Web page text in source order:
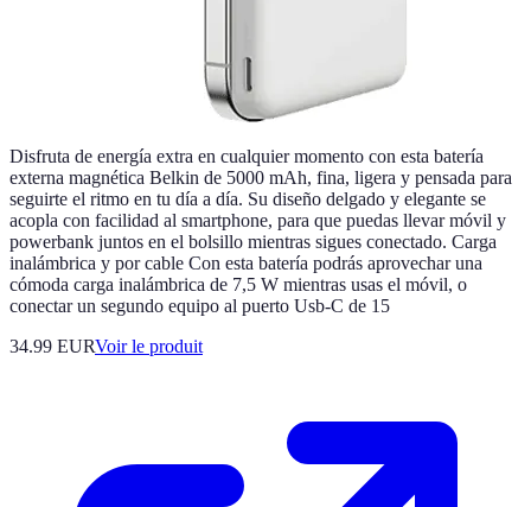
Disfruta de energía extra en cualquier momento con esta batería
externa magnética Belkin de 5000 mAh, fina, ligera y pensada para
seguirte el ritmo en tu día a día. Su diseño delgado y elegante se
acopla con facilidad al smartphone, para que puedas llevar móvil y
powerbank juntos en el bolsillo mientras sigues conectado. Carga
inalámbrica y por cable Con esta batería podrás aprovechar una
cómoda carga inalámbrica de 7,5 W mientras usas el móvil, o
conectar un segundo equipo al puerto Usb-C de 15
34.99 EURVoir le produit